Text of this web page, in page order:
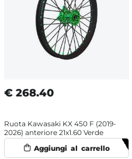
€ 268.40
Ruota Kawasaki KX 450 F (2019-
2026) anteriore 21x1.60 Verde